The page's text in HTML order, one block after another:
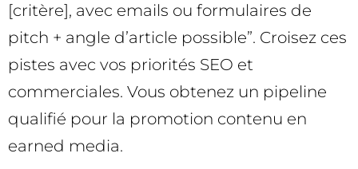
[critère], avec emails ou formulaires de
pitch + angle d’article possible”. Croisez ces
pistes avec vos priorités SEO et
commerciales. Vous obtenez un pipeline
qualifié pour la promotion contenu en
earned media.